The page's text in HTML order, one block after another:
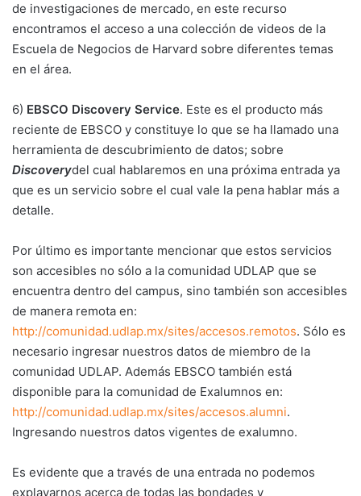
de investigaciones de mercado, en este recurso
encontramos el acceso a una colección de videos de la
Escuela de Negocios de Harvard sobre diferentes temas
en el área.
6) EBSCO Discovery Service. Este es el producto más
reciente de EBSCO y constituye lo que se ha llamado una
herramienta de descubrimiento de datos; sobre
Discoverydel cual hablaremos en una próxima entrada ya
que es un servicio sobre el cual vale la pena hablar más a
detalle.
Por último es importante mencionar que estos servicios
son accesibles no sólo a la comunidad UDLAP que se
encuentra dentro del campus, sino también son accesibles
de manera remota en:
http://comunidad.udlap.mx/sites/accesos.remotos. Sólo es
necesario ingresar nuestros datos de miembro de la
comunidad UDLAP. Además EBSCO también está
disponible para la comunidad de Exalumnos en:
http://comunidad.udlap.mx/sites/accesos.alumni.
Ingresando nuestros datos vigentes de exalumno.
Es evidente que a través de una entrada no podemos
explayarnos acerca de todas las bondades y